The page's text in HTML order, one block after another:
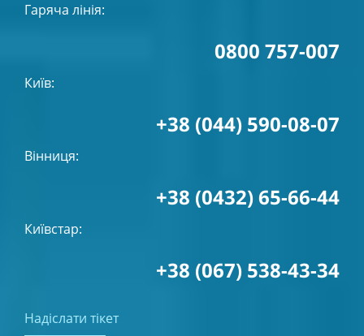
Гаряча лінія:
0800 757-007
Київ:
+38 (044) 590-08-07
Вінниця:
+38 (0432) 65-66-44
Київстар:
+38 (067) 538-43-34
Надіслати тікет